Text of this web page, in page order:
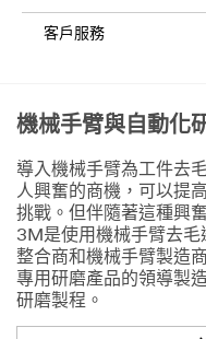
客戶服務
機械手臂與自動化
導入機械手臂為工件去
人興奮的商機，可以提
挑戰。但伴隨著這種興
3M是使用機械手臂去
整合商和機械手臂製造
專用研磨產品的領導製
研磨製程。